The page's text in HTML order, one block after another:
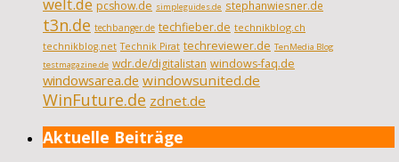
welt.de pcshow.de simpleguides.de stephanwiesner.de
t3n.de techbanger.de techfieber.de technikblog.ch
technikblog.net Technik Pirat techreviewer.de TenMedia Blog
testmagazine.de wdr.de/digitalistan windows-faq.de
windowsarea.de windowsunited.de
WinFuture.de zdnet.de
Aktuelle Beiträge